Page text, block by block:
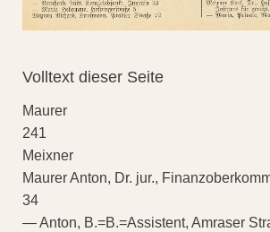
Volltext dieser Seite
Maurer
241
Meixner
Maurer Anton, Dr. jur.,
34
— Anton, B.=B.=Assistent, Amraser